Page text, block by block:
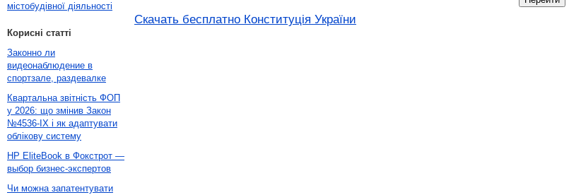
Скачать бесплатно Конституція України
містобудівної діяльності
Корисні статті
Законно ли
видеонаблюдение в
спортзале, раздевалке
Квартальна звітність ФОП
у 2026: що змінив Закон
№4536-IX і як адаптувати
облікову систему
HP EliteBook в Фокстрот —
выбор бизнес-экспертов
Чи можна запатентувати